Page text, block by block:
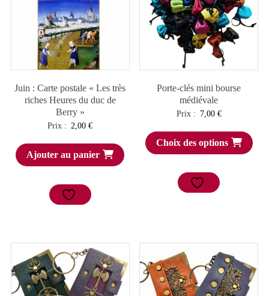
Juin : Carte postale « Les très
riches Heures du duc de
Berry »
Prix : 2,00€
Ajouter au panier
Porte-clés mini bourse
médiévale
Prix : 7,00 €
Choix des options